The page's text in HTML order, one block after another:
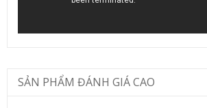
SẢN PHẨM ĐÁNH GIÁ CAO